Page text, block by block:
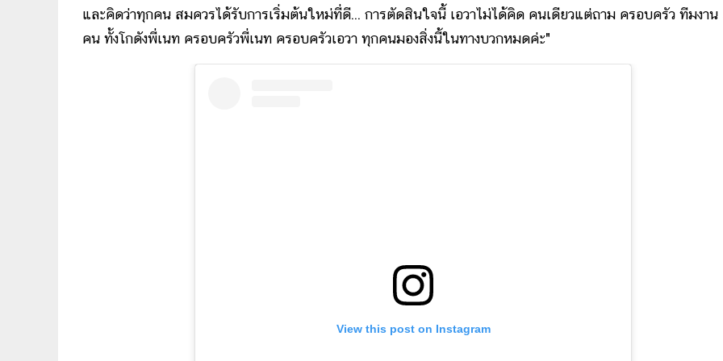
และคิดว่าทุกคน สมควรได้รับการเริ่มต้นใหม่ที่ดี... การตัดสินใจนี้ เอวาไม่ได้คิด คนเดียวแต่ถาม ครอบครัว ทีมงาน
คน ทั้งโกดังพี่เนท ครอบครัวพี่เนท ครอบครัวเอวา ทุกคนมองสิ่งนี้ในทางบวกหมดค่ะ"
View this post on Instagram